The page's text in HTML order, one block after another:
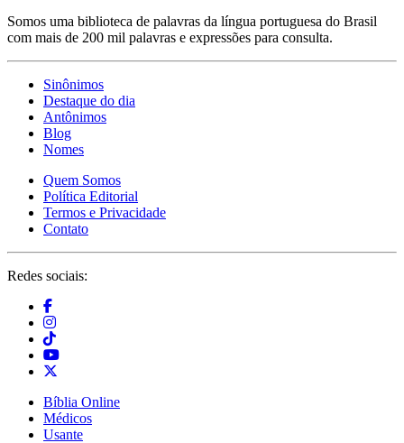
Somos uma biblioteca de palavras da língua portuguesa do Brasil
com mais de 200 mil palavras e expressões para consulta.
Sinônimos
Destaque do dia
Antônimos
Blog
Nomes
Quem Somos
Política Editorial
Termos e Privacidade
Contato
Redes sociais:
Bíblia Online
Médicos
Usante